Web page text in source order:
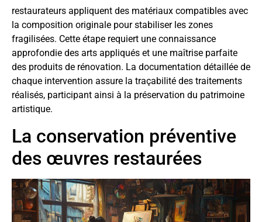
restaurateurs appliquent des matériaux compatibles avec
la composition originale pour stabiliser les zones
fragilisées. Cette étape requiert une connaissance
approfondie des arts appliqués et une maîtrise parfaite
des produits de rénovation. La documentation détaillée de
chaque intervention assure la traçabilité des traitements
réalisés, participant ainsi à la préservation du patrimoine
artistique.
La conservation préventive
des œuvres restaurées